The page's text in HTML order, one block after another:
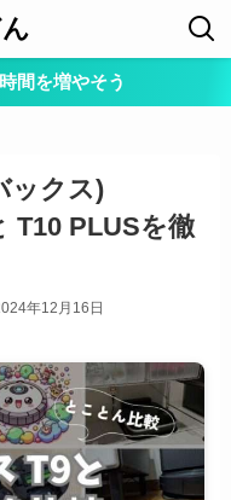
間を増やそう
ックス)
T10 PLUSを徹
年12月16日